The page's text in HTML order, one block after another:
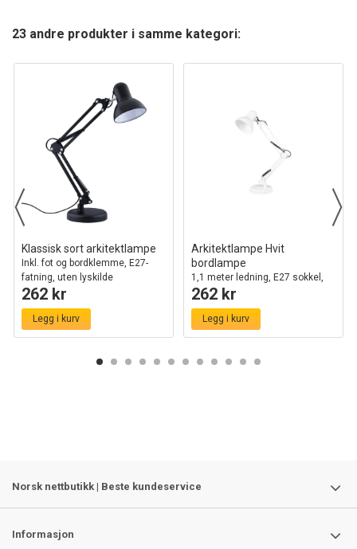
23 andre produkter i samme kategori:
Klassisk sort arkitektlampe
Inkl. fot og bordklemme, E27-
fatning, uten lyskilde
262 kr
Legg i kurv
Arkitektlampe Hvit
bordlampe
1,1 meter ledning, E27 sokkel,
uten lyskilde
262 kr
Legg i kurv
Norsk nettbutikk | Beste kundeservice
Informasjon